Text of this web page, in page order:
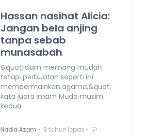
Hassan nasihat Alicia:
Jangan bela anjing
tanpa sebab
munasabah
&quot;Islam memang mudah
tetapi perbuatan seperti ini
mempermainkan agama,&quot;
kata juara Imam Muda musim
kedua.
Nadia Azam ⋅ 8 tahun lepas ⋅